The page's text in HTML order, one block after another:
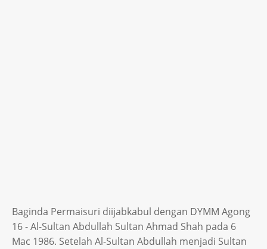
Baginda Permaisuri diijabkabul dengan DYMM Agong
16 - Al-Sultan Abdullah Sultan Ahmad Shah pada 6
Mac 1986. Setelah Al-Sultan Abdullah menjadi Sultan